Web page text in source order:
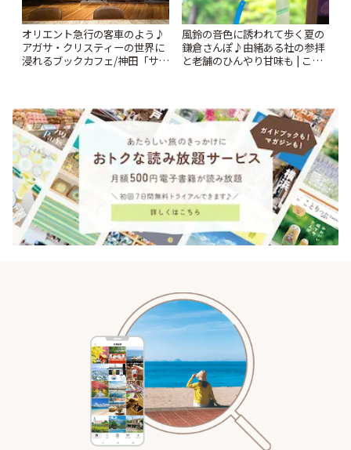
オリエント急行の客車のよう♪
アガサ・クリスティーの世界に
浸れるブックカフェ/神田「サロ
風鈴の音色に誘われて歩く夏の
鎌倉さんぽ♪由緒ある社の参拝
と老舗のひんやり甘味も | こと